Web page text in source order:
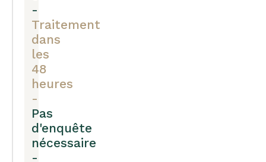
-
Traitement
dans
les
48
heures
-
Pas
d'enquête
nécessaire
-